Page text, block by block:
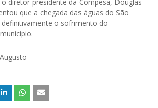
que a chegada das águas do São
definitivamente o sofrimento do